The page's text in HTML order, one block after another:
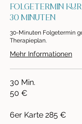
Folgetermin
30 Minuten
30-Minuten Folgetermin
Therapieplan.
Mehr Informationen
30 Min.
50 €
6er Karte 285 €